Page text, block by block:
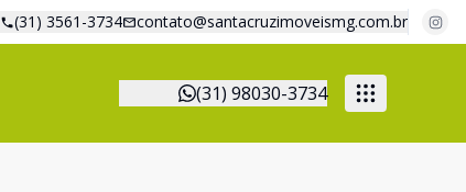
(31) 3561-3734 contato@santacruzimoveismg.com.br
(31) 98030-3734